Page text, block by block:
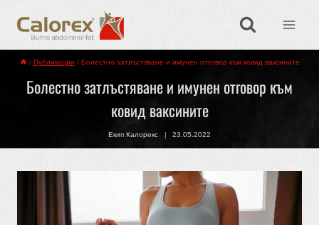
/ Публикации / Болестно затлъстяване и имунен отговор към ковид ваксините
Болестно затлъстяване и имунен отговор към
ковид ваксините
Екип Калорекс 23.05.2022